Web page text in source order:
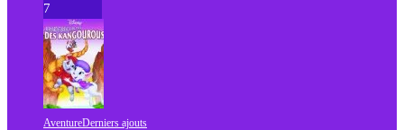
7
AventureDerniers ajouts